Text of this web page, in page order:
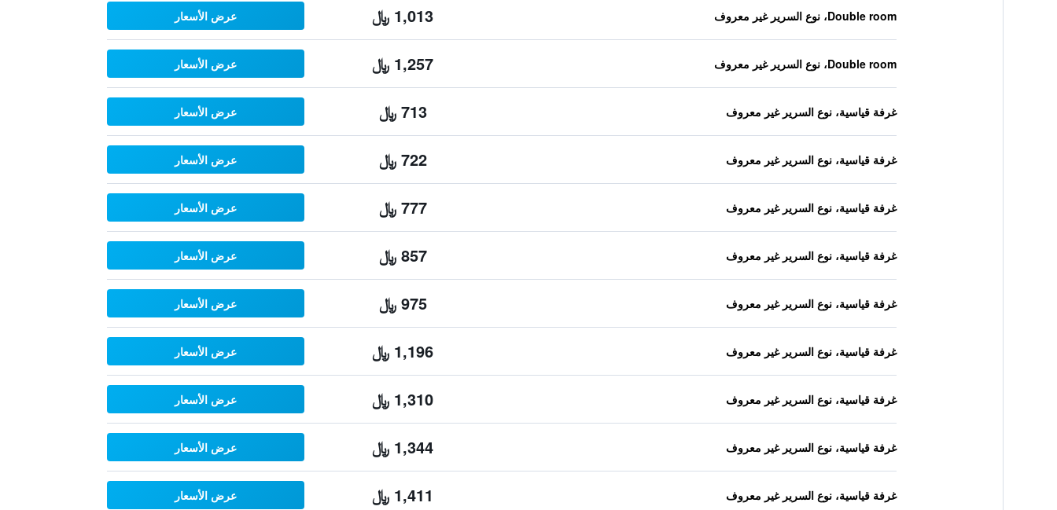
Double room، نوع السرير غير معروف 1,013 ﷼ عرض الأسعار
Double room، نوع السرير غير معروف 1,257 ﷼ عرض الأسعار
غرفة قياسية، نوع السرير غير معروف 713 ﷼ عرض الأسعار
غرفة قياسية، نوع السرير غير معروف 722 ﷼ عرض الأسعار
غرفة قياسية، نوع السرير غير معروف 777 ﷼ عرض الأسعار
غرفة قياسية، نوع السرير غير معروف 857 ﷼ عرض الأسعار
غرفة قياسية، نوع السرير غير معروف 975 ﷼ عرض الأسعار
غرفة قياسية، نوع السرير غير معروف 1,196 ﷼ عرض الأسعار
غرفة قياسية، نوع السرير غير معروف 1,310 ﷼ عرض الأسعار
غرفة قياسية، نوع السرير غير معروف 1,344 ﷼ عرض الأسعار
غرفة قياسية، نوع السرير غير معروف 1,411 ﷼ عرض الأسعار